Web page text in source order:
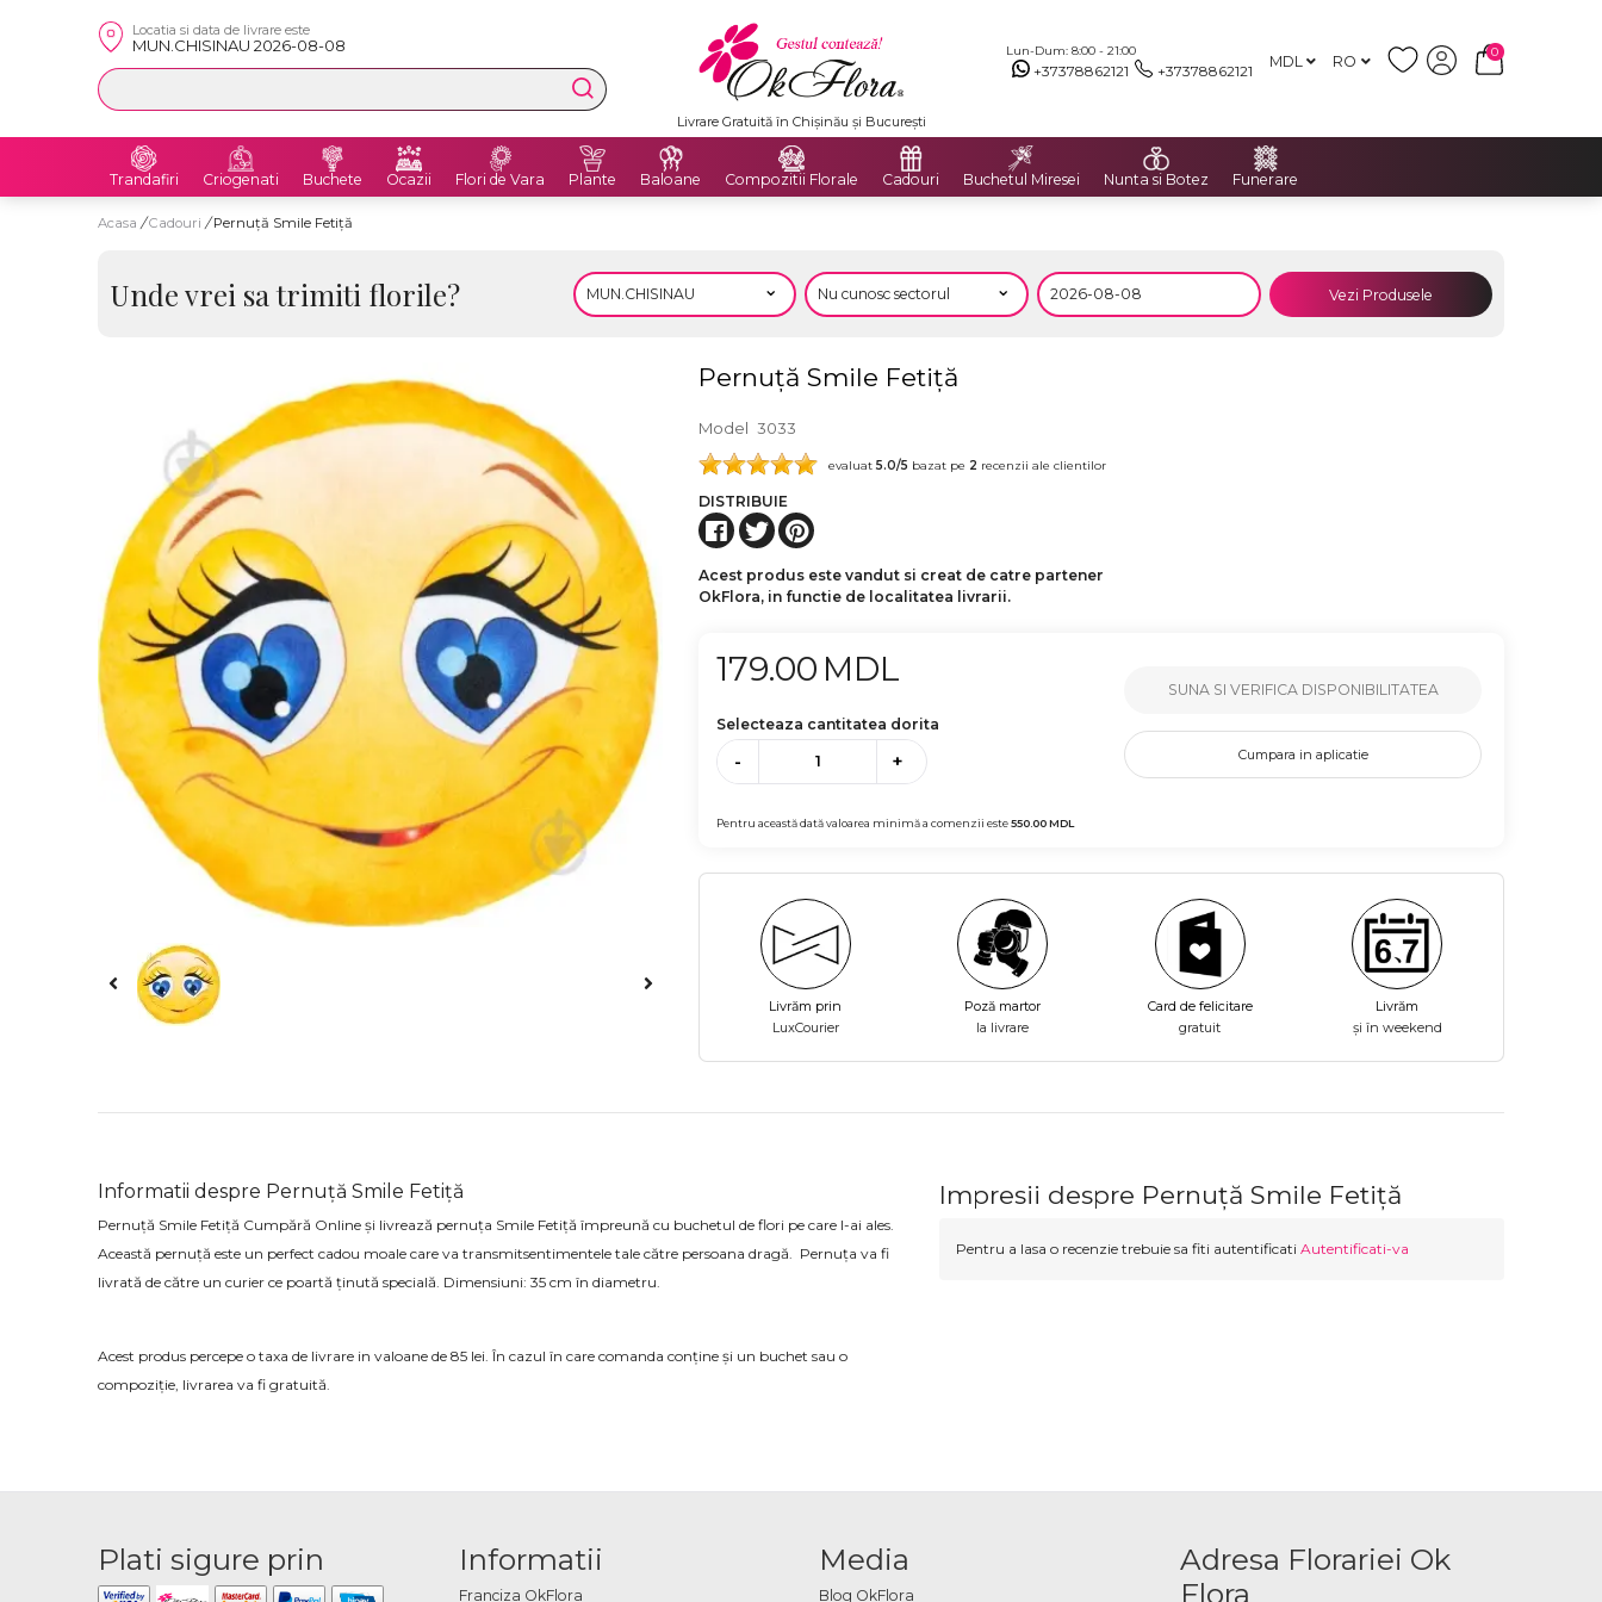
Locatia si data de livrare este
MUN.CHISINAU 2026-08-08 Lun-Dum: 8:00 - 21:00
+37378862121 +37378862121 MDL RO
0
Livrare Gratuită în Chișinău și București
Trandafiri Criogenati Buchete Ocazii Flori de Vara Plante Baloane Compozitii Florale Cadouri Buchetul Miresei Nunta si Botez Funerare
Acasa / Cadouri / Pernuță Smile Fetiță
Unde vrei sa trimiti florile? Vezi Produsele
Pernuță Smile Fetiță
Model 3033
evaluat5.0/5 bazat pe 2 recenzii ale clientilor
DISTRIBUIE
Acest produs este vandut si creat de catre partener
OkFlora, in functie de localitatea livrarii.
179.00 MDL
Selecteaza cantitatea dorita
- +
Pentru această dată valoarea minimă a comenzii este550.00MDL
SUNA SI VERIFICA DISPONIBILITATEA
Cumpara in aplicatie
Livrăm prin
LuxCourier
Poză martor
la livrare
Card de felicitare
gratuit
Livrăm
și în weekend
Informatii despre Pernuță Smile Fetiță
Pernuță Smile Fetiță Cumpără Online și livrează pernuța Smile Fetiță împreună cu buchetul de flori pe care l-ai ales.
Această pernuță este un perfect cadou moale care va transmitsentimentele tale către persoana dragă. Pernuța va fi
livrată de către un curier ce poartă ținută specială. Dimensiuni: 35 cm în diametru.
Acest produs percepe o taxa de livrare in valoane de 85 lei. În cazul în care comanda conține și un buchet sau o
compoziție, livrarea va fi gratuită.
Impresii despre Pernuță Smile Fetiță
Pentru a lasa o recenzie trebuie sa fiti autentificati Autentificati-va
Plati sigure prin Informatii
Franciza OkFlora
Media
Blog OkFlora
Adresa Florariei Ok
Flora